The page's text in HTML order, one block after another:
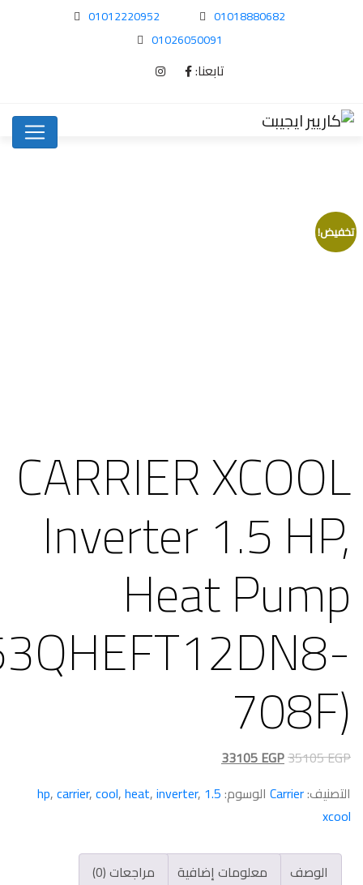
01018880682
01012220952
01026050091
تابعنا:
تخفيض!
CARRIER XCOOL
Inverter 1.5 HP,
Heat Pump
708F)
35105EGP
السعر
هو:
33105EGP
السعر
هو:
التصنيف:Carrier الوسوم:1.5 hp
,carrier,cool,heat,inverter,
xcool
الوصف معلومات إضافية مراجعات (0)